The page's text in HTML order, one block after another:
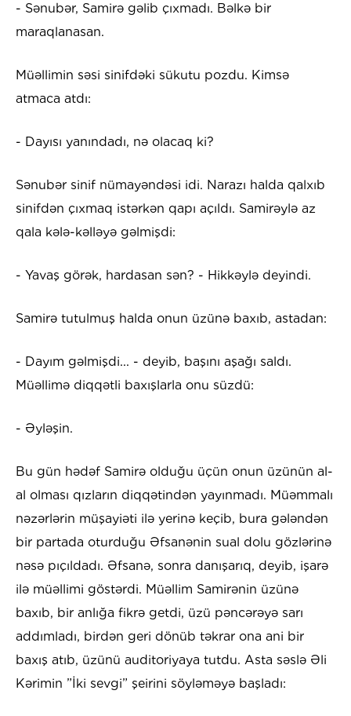
- Sənubər, Samirə gəlib çıxmadı. Bəlkə bir
maraqlanasan.
Müəllimin səsi sinifdəki sükutu pozdu. Kimsə
atmaca atdı:
- Dayısı yanındadı, nə olacaq ki?
Sənubər sinif nümayəndəsi idi. Narazı halda qalxıb
sinifdən çıxmaq istərkən qapı açıldı. Samirəylə az
qala kələ-kəlləyə gəlmişdi:
- Yavaş görək, hardasan sən? - Hikkəylə deyindi.
Samirə tutulmuş halda onun üzünə baxıb, astadan:
- Dayım gəlmişdi... - deyib, başını aşağı saldı.
Müəllimə diqqətli baxışlarla onu süzdü:
- Əyləşin.
Bu gün hədəf Samirə olduğu üçün onun üzünün al-
al olması qızların diqqətindən yayınmadı. Müəmmalı
nəzərlərin müşayiəti ilə yerinə keçib, bura gələndən
bir partada oturduğu Əfsanənin sual dolu gözlərinə
nəsə pıçıldadı. Əfsanə, sonra danışarıq, deyib, işarə
ilə müəllimi göstərdi. Müəllim Samirənin üzünə
baxıb, bir anlığa fikrə getdi, üzü pəncərəyə sarı
addımladı, birdən geri dönüb təkrar ona ani bir
baxış atıb, üzünü auditoriyaya tutdu. Asta səslə Əli
Kərimin ”İki sevgi” şeirini söyləməyə başladı: